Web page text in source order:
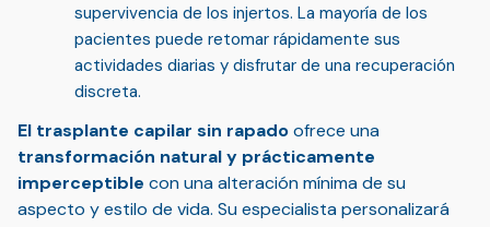
supervivencia de los injertos. La mayoría de los
pacientes puede retomar rápidamente sus
actividades diarias y disfrutar de una recuperación
discreta.
El trasplante capilar sin rapadoofrece una
transformación natural y prácticamente
imperceptible con una alteración mínima de su
aspecto y estilo de vida. Su especialista personalizará